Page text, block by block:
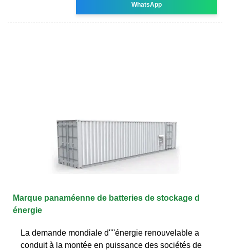
WhatsApp
Marque panaméenne de batteries de stockage d
énergie
La demande mondiale d''''énergie renouvelable a
conduit à la montée en puissance des sociétés de